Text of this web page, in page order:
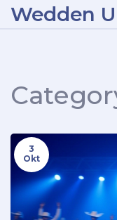
Wedden
3
Okt